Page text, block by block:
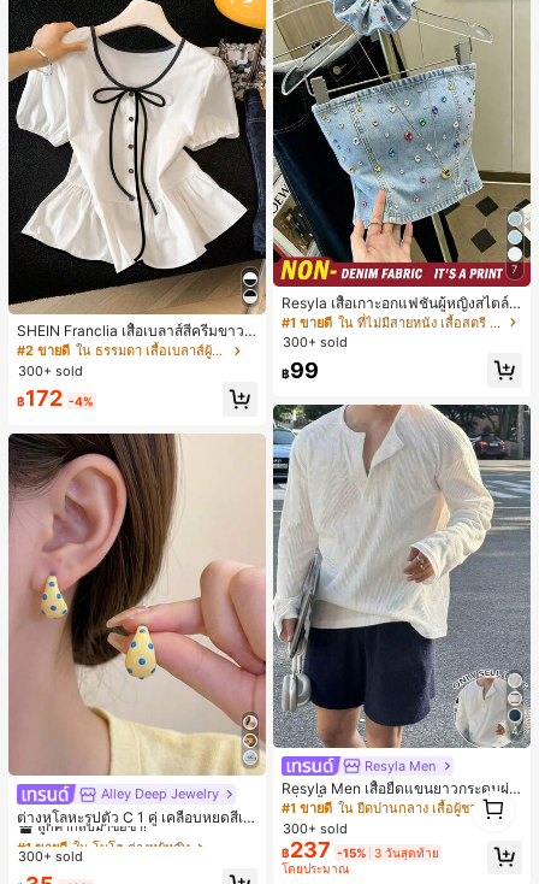
SHEIN Franclia เสื้อเบลาส์สีครีมขาวนุ่
มนวล เอวรูด, แต่งขอบตัดกัน + โบว์ผูก,
แขนพอง จับคู่กับกระโปรงชายระบาย,
ลดอายุและดูดี, นุ่มและเก๋ไก๋สำหรับใส่ทุ
กวัน
#2 ขายดี
ใน ธรรมดา เสื้อเบลาส์ผู้หญิง
300+ sold
฿172 -4%
Alley Deep Jewelry
ต่างหูโลหะรูปตัว C 1 คู่ เคลือบหยดสีเห
ลือง ลายจุดสีน้ำเงิน สไตล์ยุโรปและอเม
ริกัน แฟชั่นส่วนตัว หวานและสง่างาม
#1 ขายดี ใน โบโฮ ต่างหูผู้หญิง
ลูกค้ากลับมาซื้อซ้ำ!
เกือบหมดแล้ว!
#1 ขายดี ใน โบโฮ ต่างหูผู้หญิง
ลูกค้ากลับมาซื้อซ้ำ!
เกือบหมดแล้ว!
#1 ขายดี ใน โบโฮ ต่างหูผู้หญิง
ลูกค้ากลับมาซื้อซ้ำ!
เกือบหมดแล้ว!
#1 ขายดี ใน โบโฮ ต่างหูผู้หญิง
300+ sold
7
Resyla เสื้อเกาะอกแฟชั่นผู้หญิงสไตล์ซั
มเมอร์อเนกประสงค์ลายเดนิม แนะนำ
สำหรับงานหนัก ขายดี ตกแต่งเพชรสีสั
จำวัน
#1 ขายดี
ใน ที่ไม่มีสายหนัง เสื้อสตรี เสื้อเบลาส์ & Tee
300+ sold
฿99
4
Resyla Men
Resyla Men เสื้อยืดแขนยาวกระดุมผ่า
ครึ่งสีพื้นอเนกประสงค์ลำลองสำหรับผู้ช
าย
#1 ขายดี ใน ยืดปานกลาง เสื้อผู้ชาย
300+ sold
฿237 -15% 3 วันสุดท้าย
โดยประมาณ
1